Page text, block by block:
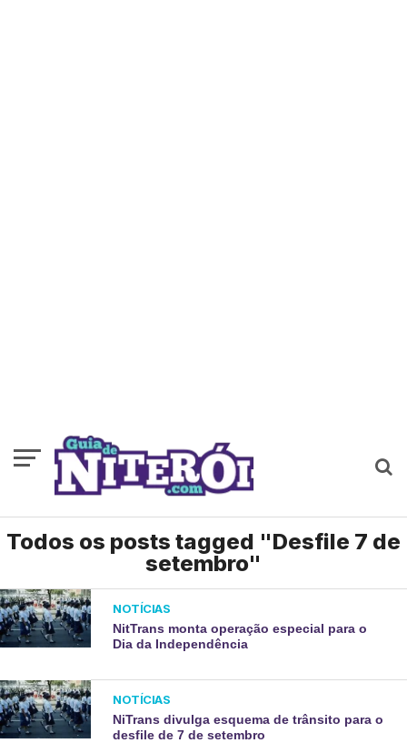
Todos os posts tagged "Desfile 7 de
setembro"
NOTÍCIAS
NitTrans monta operação especial para o
Dia da Independência
NOTÍCIAS
NiTrans divulga esquema de trânsito para o
desfile de 7 de setembro